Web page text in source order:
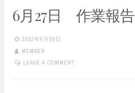
6月27日 作業報告
2022年6月29日
MEMBER
LEAVE A COMMENT